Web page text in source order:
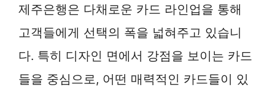
제주은행은 다채로운 카드 라인업을 통해
고객들에게 선택의 폭을 넓혀주고 있습니
다. 특히 디자인 면에서 강점을 보이는 카드
들을 중심으로, 어떤 매력적인 카드들이 있